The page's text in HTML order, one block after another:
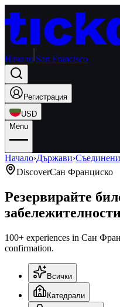
Начало San Francisco
Регистрация
USD
Menu
Начало›Държави›
DiscoverСан Франциско
Резервирайте
100+ experiences in Сан
confirmation.
Всички
Катедрали